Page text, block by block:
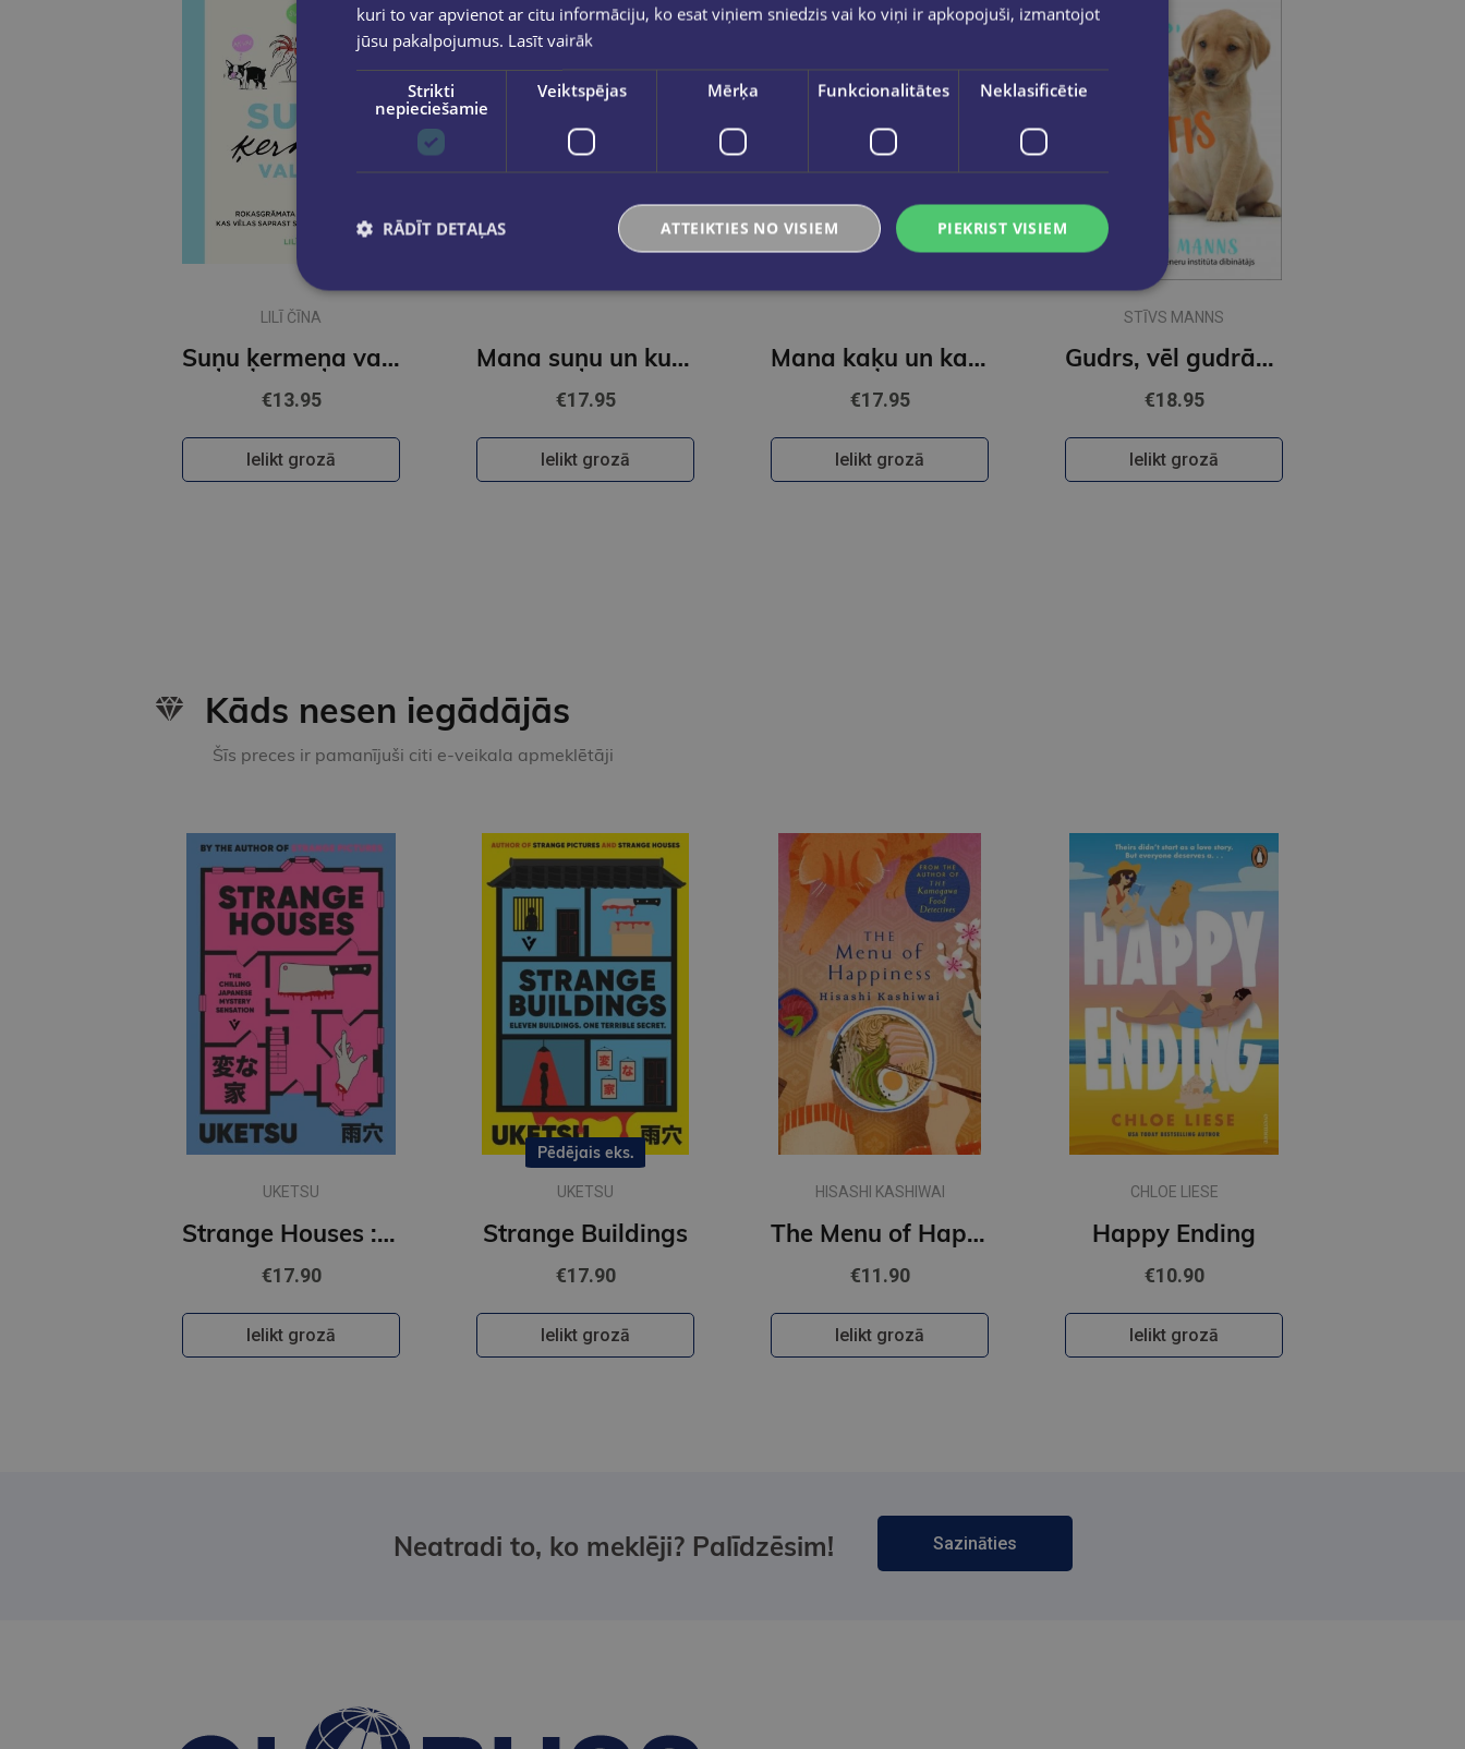
LILĪ ČĪNA
Suņu ķermeņa valoda
€13.95
Ielikt grozā
Mana suņu un kucēnu grāmata
€17.95
Ielikt grozā
Mana kaķu un kaķēnu grāmata
€17.95
Ielikt grozā
STĪVS MANNS
Gudrs, vēl gudrāks sunītis
€18.95
Ielikt grozā
Kāds nesen iegādājās
Šīs preces ir pamanījuši citi e-veikala apmeklētāji
UKETSU
Strange Houses : The Chilling Japanese Mystery Sensation
€17.90
Ielikt grozā
Pēdējais eks.
UKETSU
Strange Buildings
€17.90
Ielikt grozā
HISASHI KASHIWAI
The Menu of Happiness
€11.90
Ielikt grozā
CHLOE LIESE
Happy Ending
€10.90
Ielikt grozā
Neatradi to, ko meklēji? Palīdzēsim! Sazināties
kuri to var apvienot ar citu informāciju, ko esat viņiem sniedzis vai ko viņi ir apkopojuši, izmantojot
jūsu pakalpojumus. Lasīt vairāk
Strikti
nepieciešamie
Veiktspējas Mērķa Funkcionalitātes Neklasificētie
PIEKRIST VISIEM
ATTEIKTIES NO VISIEM
RĀDĪT DETAĻAS